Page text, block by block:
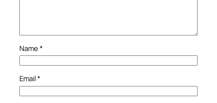
Name *
Email*